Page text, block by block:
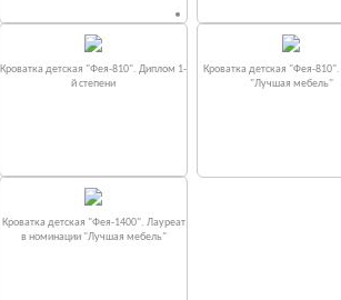
Кроватка детская "Фея-810". Диплом 1-
й степени
Кроватка детская "Фея-
"Лучшая мебель"
Кроватка детская "Фея-1400". Лауреат
в номинации "Лучшая мебель"